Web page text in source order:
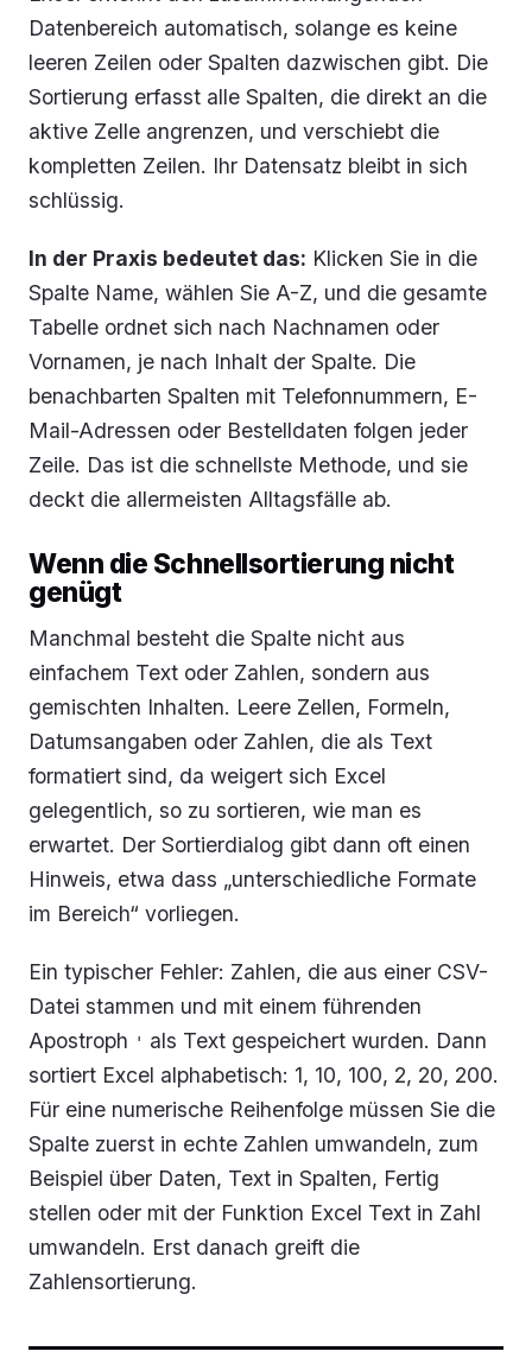
Datenbereich automatisch, solange es keine
leeren Zeilen oder Spalten dazwischen gibt. Die
Sortierung erfasst alle Spalten, die direkt an die
aktive Zelle angrenzen, und verschiebt die
kompletten Zeilen. Ihr Datensatz bleibt in sich
schlüssig.
In der Praxis bedeutet das: Klicken Sie in die
Spalte Name, wählen Sie A-Z, und die gesamte
Tabelle ordnet sich nach Nachnamen oder
Vornamen, je nach Inhalt der Spalte. Die
benachbarten Spalten mit Telefonnummern, E-
Mail-Adressen oder Bestelldaten folgen jeder
Zeile. Das ist die schnellste Methode, und sie
deckt die allermeisten Alltagsfälle ab.
Wenn die Schnellsortierung nicht
genügt
Manchmal besteht die Spalte nicht aus
einfachem Text oder Zahlen, sondern aus
gemischten Inhalten. Leere Zellen, Formeln,
Datumsangaben oder Zahlen, die als Text
formatiert sind, da weigert sich Excel
gelegentlich, so zu sortieren, wie man es
erwartet. Der Sortierdialog gibt dann oft einen
Hinweis, etwa dass „unterschiedliche Formate
im Bereich“ vorliegen.
Ein typischer Fehler: Zahlen, die aus einer CSV-
Datei stammen und mit einem führenden
Apostroph ' als Text gespeichert wurden. Dann
sortiert Excel alphabetisch: 1, 10, 100, 2, 20, 200.
Für eine numerische Reihenfolge müssen Sie die
Spalte zuerst in echte Zahlen umwandeln, zum
Beispiel über Daten, Text in Spalten, Fertig
stellen oder mit der Funktion Excel Text in Zahl
umwandeln. Erst danach greift die
Zahlensortierung.